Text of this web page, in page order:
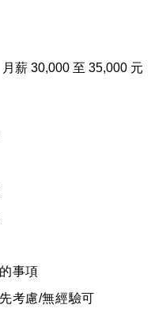
月薪 30,000 至 35,000 元
事項
考慮/無經驗可